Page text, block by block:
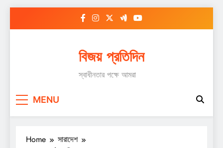
বিজয় প্রতিদিন
স্বাধীনতার পক্ষে আমরা
MENU
Home
সারাদেশ